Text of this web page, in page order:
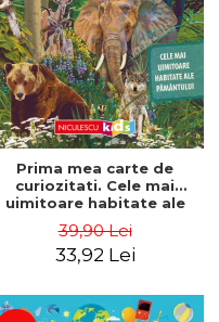
Prima mea carte de
curiozitati. Cele mai
uimitoare habitate ale
Gemma Perez Herrero
39,90 Lei
33,92 Lei